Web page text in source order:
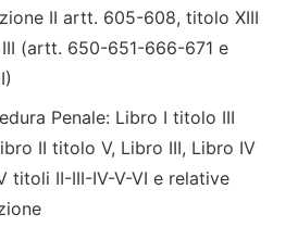
II artt. 605-608, titolo XIII
(artt. 650-651-666-671 e
Penale: Libro I titolo III
II titolo V, Libro III, Libro IV
titoli II-III-IV-V-VI e relative